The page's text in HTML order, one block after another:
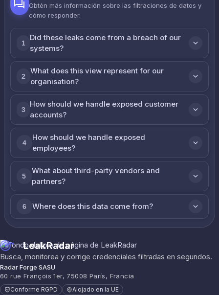
Obtén más información sobre las filtraciones de datos y
cómo responder.
1
Did these leaks come from a breach of our
systems?
2
What does this view represent for our
organisation?
3
How should we handle exposed customer
accounts?
4
How should we handle exposed
employees?
5
What about third-party vendors and
partners?
6 Where does this data come from?
LeakRadar
Busca, monitorea y corrige credenciales filtradas en segundos.
Radar Forge SASU
60 rue François 1er, 75008 París, Francia
Conforme RGPD Alojado en la UE